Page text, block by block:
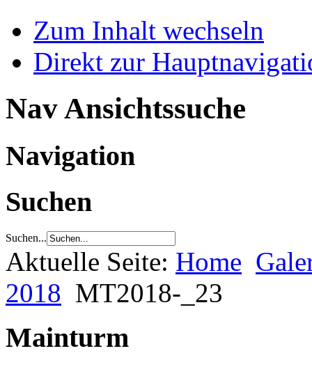
Zum Inhalt wechseln
Direkt zur
Nav Ansichtssuche
Navigation
Suchen
Suchen...
Aktuelle Seite: Home
2018 MT2018-_23
Mainturm